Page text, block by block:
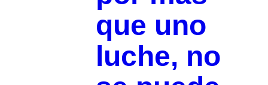
que uno
luche, no